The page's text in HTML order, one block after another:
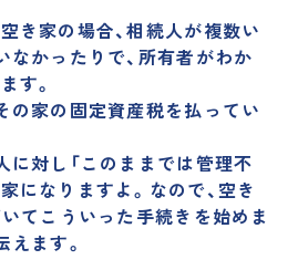
き家の場合、相続人が複数い
なかったりで、所有者がわか
す。
の家の固定資産税を払ってい
に対し「このままでは管理不
になりますよ。なので、空き
てこういった手続きを始めま
ます。